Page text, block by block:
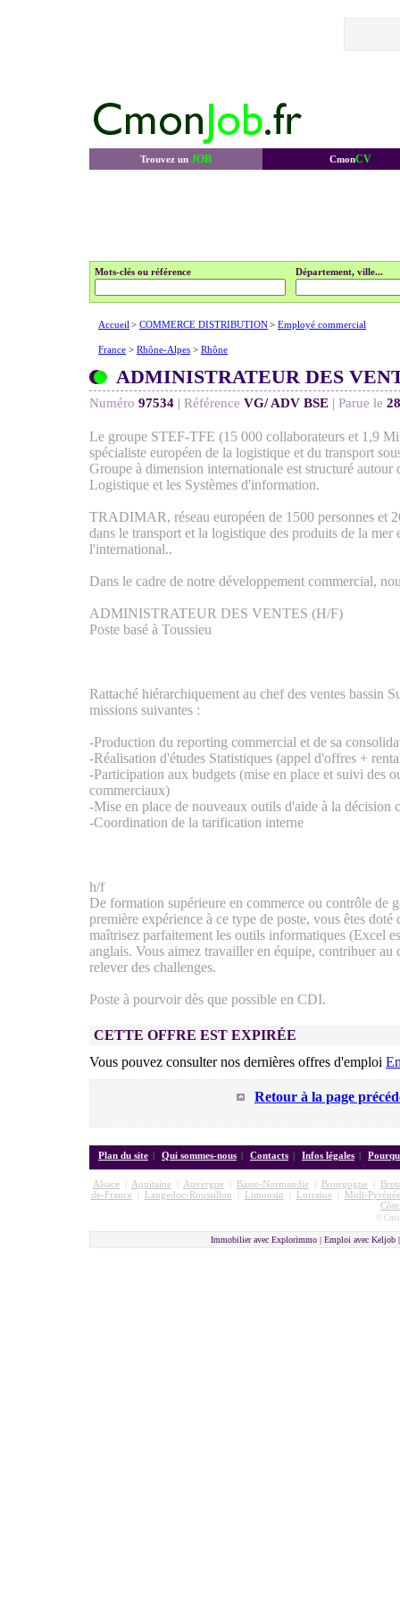
Trouvez un JOB CmonCV
Mots-clés ou référence Département, ville...
Accueil > COMMERCE DISTRIBUTION> Employé commercial
France > Rhône-Alpes > Rhône
ADMINISTRATEUR DES
Numéro 97534 | Référence VG/ ADV BSE | Parue le
Le groupe STEF-TFE (15 000 collaborateurs et 1,9
spécialiste européen de la logistique et du transport
Groupe à dimension internationale est structuré autour
Logistique et les Systèmes d'information.
TRADIMAR, réseau européen de 1500 personnes et
dans le transport et la logistique des produits de la mer
l'international..
Dans le cadre de notre développement commercial,
ADMINISTRATEUR DES VENTES (H/F)
Poste basé à Toussieu
Rattaché hiérarchiquement au chef des ventes bassin
missions suivantes :
-Production du reporting commercial et de sa
-Réalisation d'études Statistiques (appel d'offres +
-Participation aux budgets (mise en place et suivi des
commerciaux)
-Mise en place de nouveaux outils d'aide à la décision
-Coordination de la tarification interne
h/f
De formation supérieure en commerce ou contrôle de
première expérience à ce type de poste, vous êtes
maîtrisez parfaitement les outils informatiques (Excel
anglais. Vous aimez travailler en équipe, contribuer au
relever des challenges.
Poste à pourvoir dès que possible en CDI.
CETTE OFFRE EST EXPIRÉE
Vous pouvez consulter nos dernières offres d'emploi
Retour à la page
Plan du site | Qui sommes-nous | Contacts | Infos légales |
Alsace Aquitaine Auvergne Basse-Normandie Bourgogne
de-France| Langedoc-Roussillon Limousin Lorraine|
Midi-
©
Immobilier avec Explorimmo | Emploi avec Keljob